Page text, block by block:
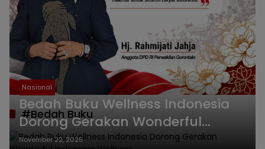
#Bedah Buku
Nasional
Bedah Buku Wellness Indonesia
Dorong Gerakan Wonderful
Indonesia Wellness
November 22, 2025